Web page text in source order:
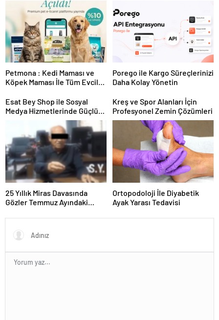
Petmona : Kedi Maması ve
Köpek Maması İle Tüm Evcil
Porego ile Kargo Süreçlerinizi
Daha Kolay Yönetin
Esat Bey Shop ile Sosyal
Medya Hizmetlerinde Güçlü
Kreş ve Spor Alanları İçin
Profesyonel Zemin Çözümleri
25 Yıllık Miras Davasında
Gözler Temmuz Ayındaki
Ortopodoloji İle Diyabetik
Ayak Yarası Tedavisi